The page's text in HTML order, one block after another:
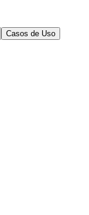
Casos de Uso